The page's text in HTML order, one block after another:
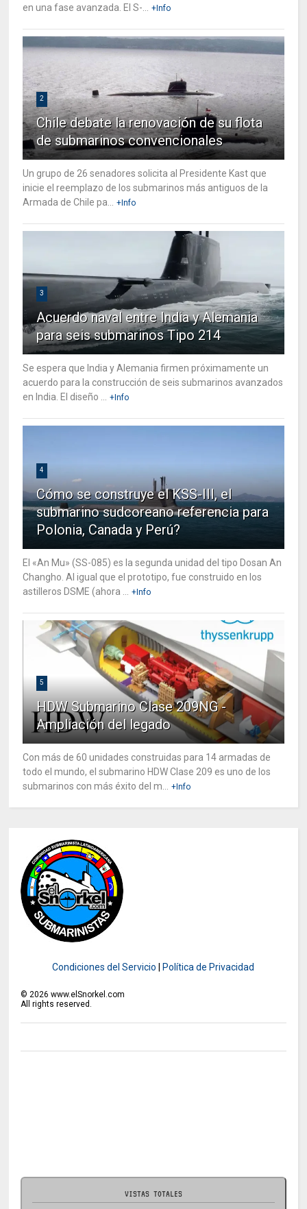
en una fase avanzada. El S-... +Info
2
Chile debate la renovación de su flota
de submarinos convencionales
Un grupo de 26 senadores solicita al Presidente Kast que
inicie el reemplazo de los submarinos más antiguos de la
Armada de Chile pa... +Info
3
Acuerdo naval entre India y Alemania
para seis submarinos Tipo 214
Se espera que India y Alemania firmen próximamente un
acuerdo para la construcción de seis submarinos avanzados
en India. El diseño ... +Info
4
Cómo se construye el KSS-III, el
submarino sudcoreano referencia para
Polonia, Canada y Perú?
El «An Mu» (SS-085) es la segunda unidad del tipo Dosan An
Changho. Al igual que el prototipo, fue construido en los
astilleros DSME (ahora ... +Info
5
HDW Submarino Clase 209NG -
Ampliación del legado
Con más de 60 unidades construidas para 14 armadas de
todo el mundo, el submarino HDW Clase 209 es uno de los
submarinos con más éxito del m... +Info
Condiciones del Servicio Política de Privacidad
©2026 www.elSnorkel.com
All rights reserved.
VISTAS TOTALES